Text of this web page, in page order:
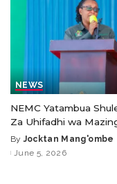
NEWS
NEMC Yatambua
Za Uhifadhi wa
By Jocktan Mang'ombe
June 5, 2026